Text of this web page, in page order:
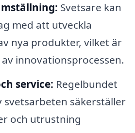
Svetsare kan
med att utveckla
nya produkter, vilket är
innovationsprocessen.
service: Regelbundet
svetsarbeten säkerställer
och utrustning